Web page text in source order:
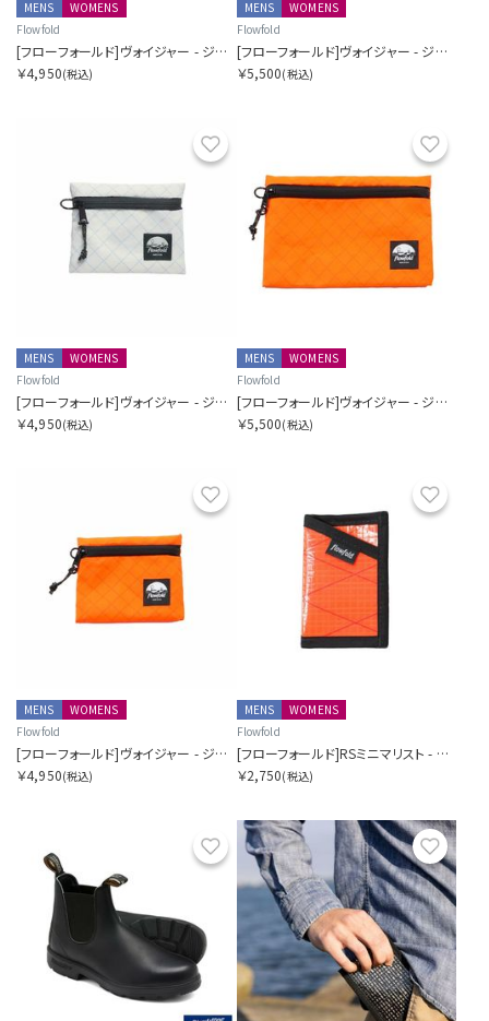
MENS
WOMENS
Flowfold
[フローフォールド]ヴォイジャー - ジッパーポーチ - S
￥4,950(税込)
MENS
WOMENS
Flowfold
[フローフォールド]ヴォイジャー - ジッパーポーチ - M
￥5,500(税込)
お気に入り
MENS
WOMENS
Flowfold
[フローフォールド]ヴォイジャー - ジッパーポーチ - S
￥4,950(税込)
MENS
WOMENS
Flowfold
[フローフォールド]ヴォイジャー - ジッパーポーチ - M
￥5,500(税込)
お気に入り
MENS
WOMENS
Flowfold
[フローフォールド]ヴォイジャー - ジッパーポーチ - S
￥4,950(税込)
MENS
WOMENS
Flowfold
[フローフォールド]RSミニマリスト - カードホルダーウォレット
￥2,750(税込)
お気に入り お気